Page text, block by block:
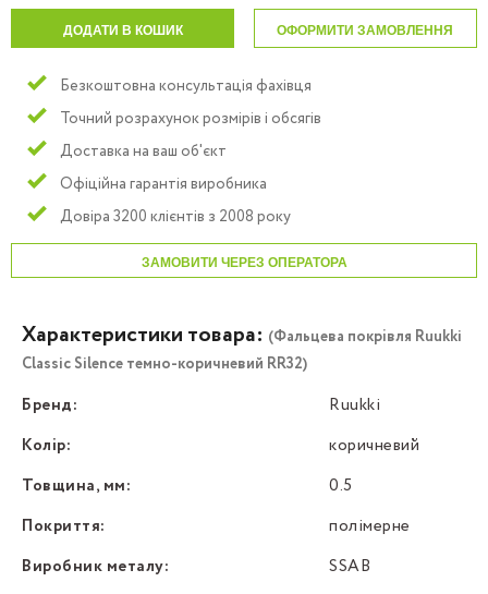
ДОДАТИ В КОШИК ОФОРМИТИ ЗАМОВЛЕННЯ
Безкоштовна консультація фахівця
Точний розрахунок розмірів і обсягів
Доставка на ваш об'єкт
Офіційна гарантія виробника
Довіра 3200 клієнтів з 2008 року
ЗАМОВИТИ ЧЕРЕЗ ОПЕРАТОРА
Характеристики товара: (Фальцева покрівля Ruukki
Classic Silence темно-коричневий RR32)
Бренд:
Ruukki
Колір:
коричневий
Товщина, мм:
0.5
Покриття:
полімерне
Виробник металу:
SSAB